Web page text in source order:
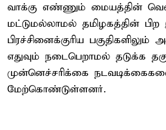
வாக்கு எண்ணும் மையத்தின்
மட்டுமல்லாமல் தமிழகத்தின் பிற
பிரச்சினைக்குரிய
எதுவும் நடைபெறாமல் தடுக்க
முன்னெச்சரிக்கை
மேற்கொண்டுள்ளனர்.